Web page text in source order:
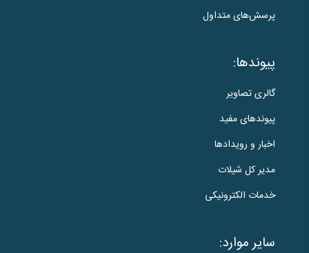
پرسش‌های متداول
پیوندها:
گالری تصاویر
پیوندهای مفید
اخبار و رویدادها
مدیر کل شیلات
خدمات الکترونیکی
سایر موارد: